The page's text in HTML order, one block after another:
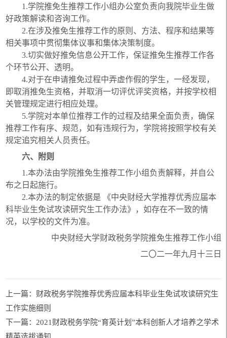
1.学院推免生推荐工作小组办公室负责向我院毕业生做
好政策解读和咨询工作。
2.在涉及推免生推荐工作的原则、方法、程序和结果等
相关事项中贯彻集体议事和集体决策制度。
3.切实做好推免信息公开工作，保证推免生推荐工作各
个环节公开、透明。
4.对于在申请推免过程中弄虚作假的学生，一经发现，
即取消推免生资格，并取消一切评优评奖资格，并按学校相
关管理规定进行相应处理。
5.学院对本单位推荐工作的过程及结果全面负责，确保
推荐工作有序、规范，如有违规行为，学院将按照学校有关
规定追究相关人员责任。
六、附则
1.本办法由学院推免生推荐工作小组负责解释，并自公
布之日起施行。
2.本办法的制定依据是 《中央财经大学推荐优秀应届本
科毕业生免试攻读研究生工作办法》，如存在不一致的情
况，以学校的文件为准。
中央财经大学财政税务学院推免生推荐工作小组
二〇二一年九月十三日
上一篇：财政税务学院推荐优秀应届本科毕业生免试攻读研究生
工作实施细则
下一篇：2021财政税务学院“育英计划”本科创新人才培养之学术